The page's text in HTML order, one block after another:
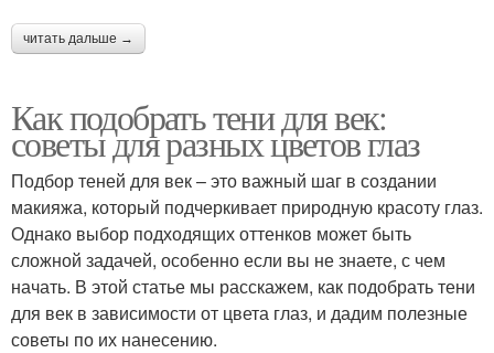
Глаз в розово-
фиолетовой гамме
Гамма для зеленых глаз
Макияж для серо-
зеленых глаз
Светло-зелёные глаза
читать дальше →
Как подобрать тени для век:
советы для разных цветов глаз
Подбор теней для век – это важный шаг в создании
макияжа, который подчеркивает природную красоту глаз.
Однако выбор подходящих оттенков может быть
сложной задачей, особенно если вы не знаете, с чем
начать. В этой статье мы расскажем, как подобрать тени
для век в зависимости от цвета глаз, и дадим полезные
советы по их нанесению.